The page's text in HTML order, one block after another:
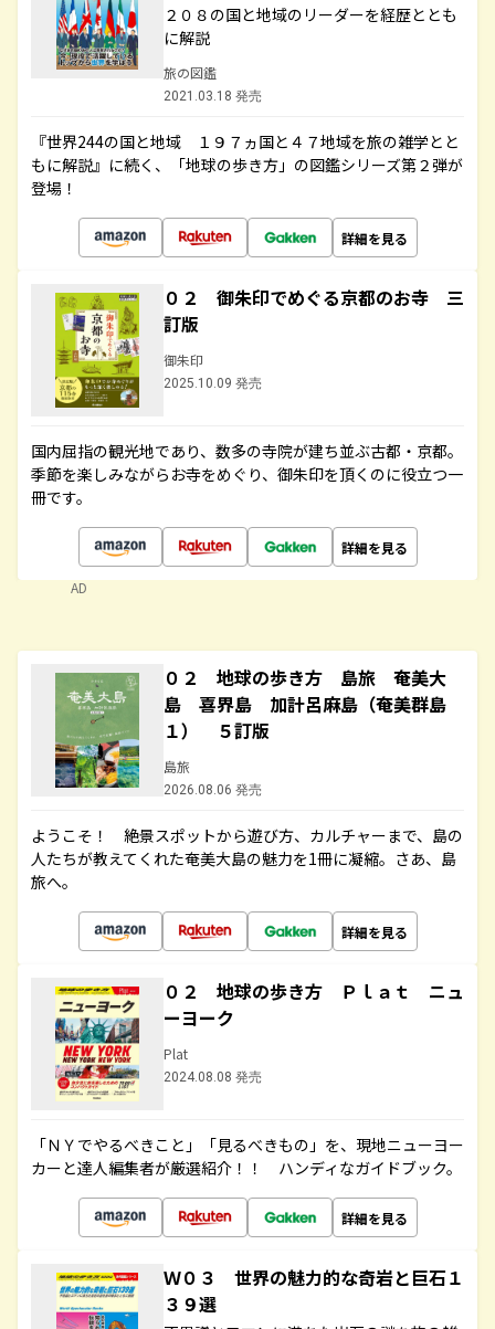
２０８の国と地域のリーダーを経歴ととも
に解説
旅の図鑑
2021.03.18 発売
『世界244の国と地域 １９７ヵ国と４７地域を旅の雑学とと
もに解説』に続く、「地球の歩き方」の図鑑シリーズ第２弾が
登場！
詳細を見る
０２ 御朱印でめぐる京都のお寺 三
訂版
御朱印
2025.10.09 発売
国内屈指の観光地であり、数多の寺院が建ち並ぶ古都・京都。
季節を楽しみながらお寺をめぐり、御朱印を頂くのに役立つ一
冊です。
詳細を見る
AD
０２ 地球の歩き方 島旅 奄美大
島 喜界島 加計呂麻島（奄美群島
１） ５訂版
島旅
2026.08.06 発売
ようこそ！ 絶景スポットから遊び方、カルチャーまで、島の
人たちが教えてくれた奄美大島の魅力を1冊に凝縮。さあ、島
旅へ。
詳細を見る
０２ 地球の歩き方 Ｐｌａｔ ニュ
ーヨーク
Plat
2024.08.08 発売
「ＮＹでやるべきこと」「見るべきもの」を、現地ニューヨー
カーと達人編集者が厳選紹介！！ ハンディなガイドブック。
詳細を見る
Ｗ０３ 世界の魅力的な奇岩と巨石１
３９選